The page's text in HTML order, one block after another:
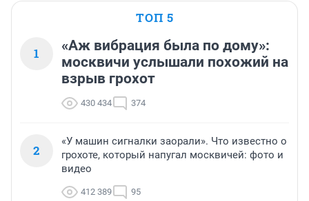
ТОП 5
1
«Аж вибрация была по дому»:
москвичи услышали похожий на
взрыв грохот
430 434 374
2
«У машин сигналки заорали». Что известно о
грохоте, который напугал москвичей: фото и
видео
412 389 95